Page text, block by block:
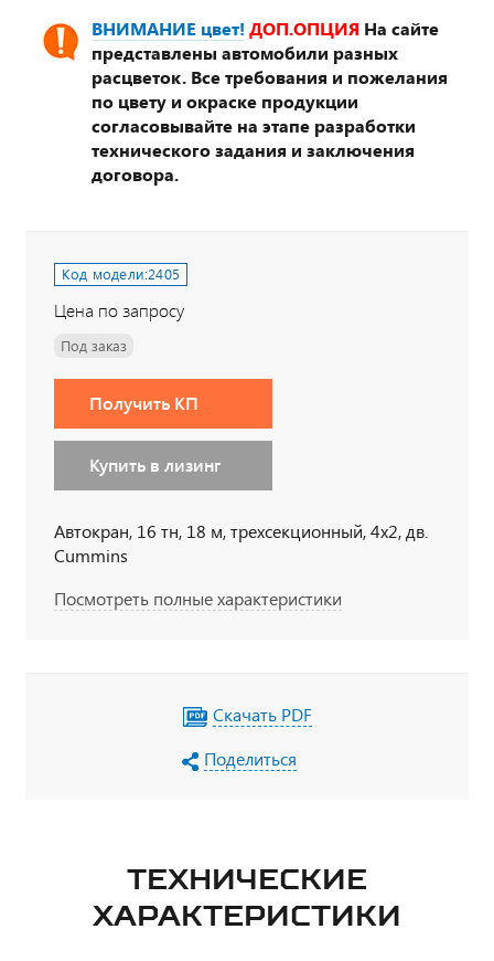
ВНИМАНИЕ цвет! ДОП.ОПЦИЯ На сайте
представлены автомобили разных
расцветок. Все требования и пожелания
по цвету и окраске продукции
согласовывайте на этапе разработки
технического задания и заключения
договора.
Код модели:2405
Цена по запросу
Под заказ
Получить КП
Купить в лизинг
Автокран, 16 тн, 18 м, трехсекционный, 4х2, дв.
Cummins
Посмотреть полные характеристики
Скачать PDF
Поделиться
ТЕХНИЧЕСКИЕ
ХАРАКТЕРИСТИКИ